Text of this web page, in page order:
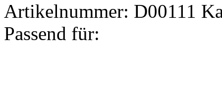
Artikelnummer: D00111
Passend für: